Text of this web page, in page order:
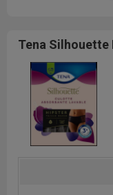
Tena Silhouette